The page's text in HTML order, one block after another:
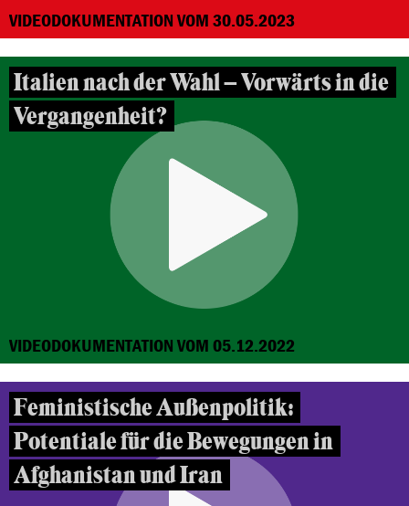
VIDEODOKUMENTATION VOM 30.05.2023
Italien nach der Wahl – Vorwärts in die
Vergangenheit?
VIDEODOKUMENTATION VOM 05.12.2022
Feministische Außenpolitik:
Potentiale für die Bewegungen in
Afghanistan und Iran